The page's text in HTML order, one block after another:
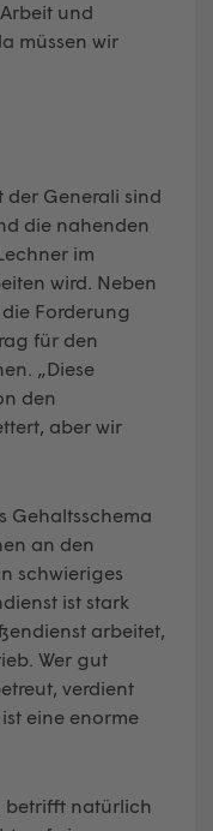
und
müssen wir
der Generali sind
die nahenden
im
wird. Neben
Forderung
für den
„Diese
den
aber wir
Gehaltsschema
an den
schwieriges
ist stark
arbeitet,
Wer gut
verdient
eine enorme
betrifft natürlich